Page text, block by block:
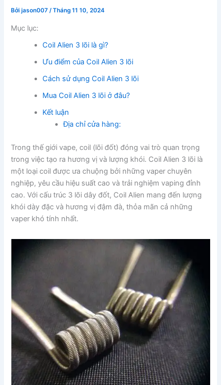
Bởijason007/Tháng 11 10, 2024
Mục lục:
Coil Alien 3 lõi là gì?
Ưu điểm của Coil Alien 3 lõi
Cách sử dụng Coil Alien 3 lõi
Mua Coil Alien 3 lõi ở đâu?
Kết luận
Địa chỉ cửa hàng:
Trong thế giới vape, coil (lõi đốt) đóng vai trò quan trọng
trong việc tạo ra hương vị và lượng khói. Coil Alien 3 lõi là
một loại coil được ưa chuộng bởi những vaper chuyên
nghiệp, yêu cầu hiệu suất cao và trải nghiệm vaping đỉnh
cao. Với cấu trúc 3 lõi dây đốt, Coil Alien mang đến lượng
khói dày đặc và hương vị đậm đà, thỏa mãn cả những
vaper khó tính nhất.